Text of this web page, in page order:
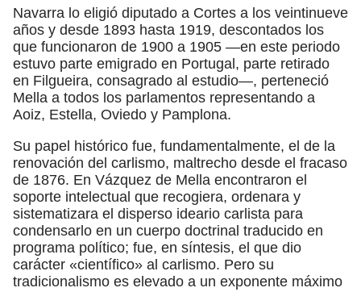
Navarra lo eligió diputado a Cortes a los veintinueve
años y desde 1893 hasta 1919, descontados los
que funcionaron de 1900 a 1905 —en este periodo
estuvo parte emigrado en Portugal, parte retirado
en Filgueira, consagrado al estudio—, perteneció
Mella a todos los parlamentos representando a
Aoiz, Estella, Oviedo y Pamplona.
Su papel histórico fue, fundamentalmente, el de la
renovación del carlismo, maltrecho desde el fracaso
de 1876. En Vázquez de Mella encontraron el
soporte intelectual que recogiera, ordenara y
sistematizara el disperso ideario carlista para
condensarlo en un cuerpo doctrinal traducido en
programa político; fue, en síntesis, el que dio
carácter «científico» al carlismo. Pero su
tradicionalismo es elevado a un exponente máximo